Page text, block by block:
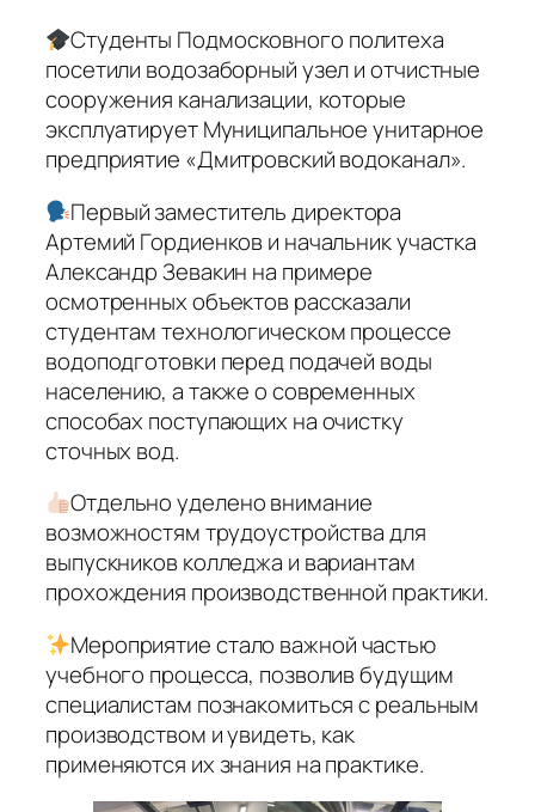
Студенты Подмосковного политеха
посетили водозаборный узел и отчистные
сооружения канализации, которые
эксплуатирует Муниципальное унитарное
предприятие «Дмитровский водоканал».
Первый заместитель директора
Артемий Гордиенков и начальник участка
Александр Зевакин на примере
осмотренных объектов рассказали
студентам технологическом процессе
водоподготовки перед подачей воды
населению, а также о современных
способах поступающих на очистку
сточных вод.
Отдельно уделено внимание
возможностям трудоустройства для
выпускников колледжа и вариантам
прохождения производственной практики.
Мероприятие стало важной частью
учебного процесса, позволив будущим
специалистам познакомиться с реальным
производством и увидеть, как
применяются их знания на практике.